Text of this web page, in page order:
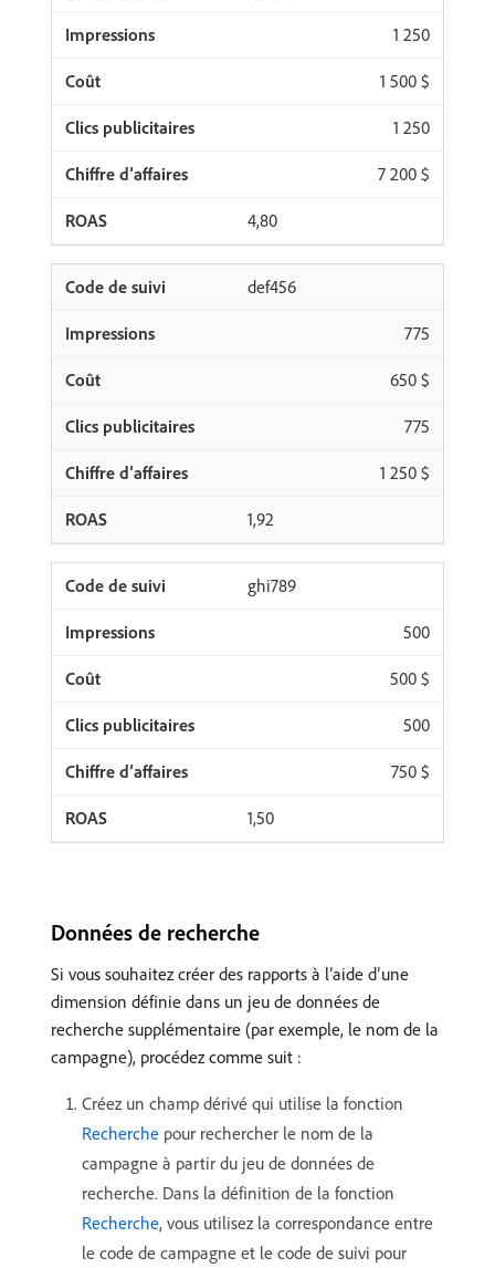
1 250
1 500 $
1 250
7 200 $
4,80
def456
775
650 $
775
1 250 $
1,92
ghi789
500
500 $
500
750 $
1,50
Données de recherche
Si vous souhaitez créer des rapports à l’aide d’une
dimension définie dans un jeu de données de
recherche supplémentaire (par exemple, le nom de la
campagne), procédez comme suit :
Créez un champ dérivé qui utilise la fonction
Recherche pour rechercher le nom de la
campagne à partir du jeu de données de
recherche. Dans la définition de la fonction
Recherche, vous utilisez la correspondance entre
le code de campagne et le code de suivi pour